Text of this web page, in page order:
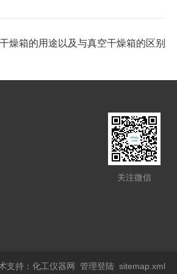
燥箱的用途以及与真空干燥箱的区别
关注微信
支持：化工仪器网 管理登陆 sitemap.xml